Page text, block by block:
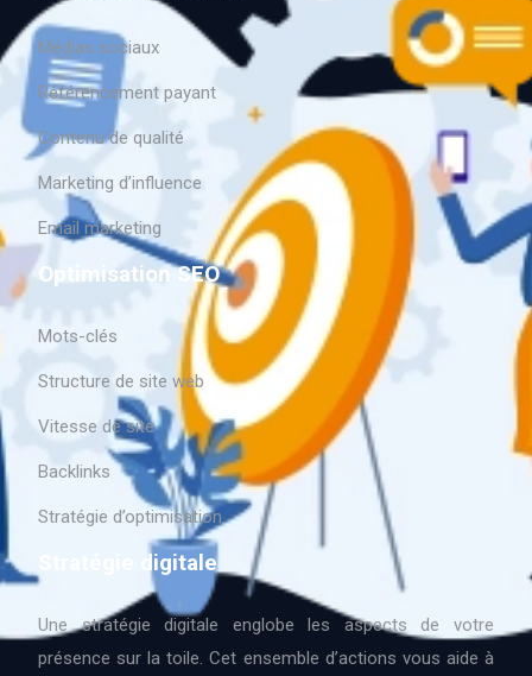
Médias sociaux
Référencement payant
Contenu de qualité
Marketing d’influence
Email marketing
Optimisation SEO
Mots-clés
Structure de site web
Vitesse de site
Backlinks
Stratégie d’optimisation
Stratégie digitale
Une stratégie digitale englobe les aspects de votre
présence sur la toile. Cet ensemble d’actions vous aide à